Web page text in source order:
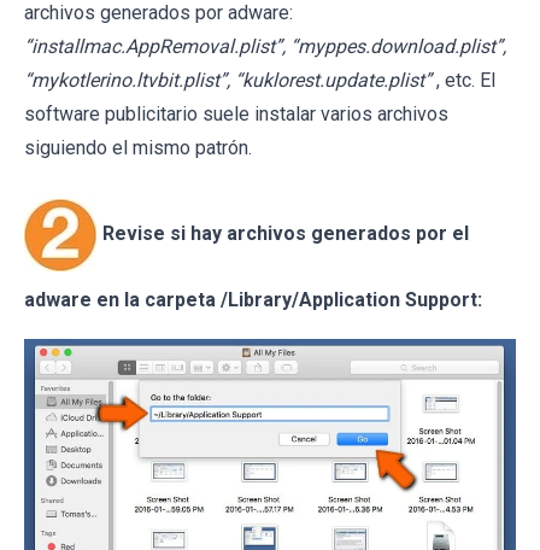
archivos generados por adware:
“installmac.AppRemoval.plist”, “myppes.download.plist”,
“mykotlerino.ltvbit.plist”, “kuklorest.update.plist” , etc. El
software publicitario suele instalar varios archivos
siguiendo el mismo patrón.
Revise si hay archivos generados por el
adware en la carpeta /Library/Application Support: